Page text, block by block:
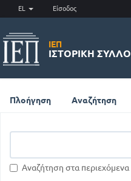
EL Είσοδος
ΙΕΠ
ΙΣΤΟΡΙΚΉ
Πλοήγηση Αναζήτηση
Αναζήτηση στα περιεχόμενα